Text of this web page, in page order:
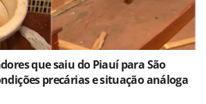
que saiu do Piauí para São
precárias e situação análoga